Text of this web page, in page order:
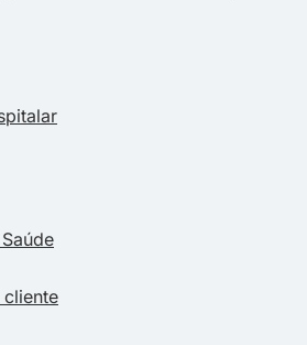
cliente